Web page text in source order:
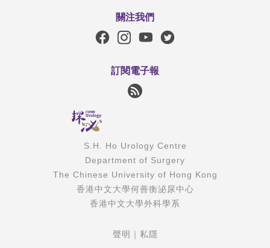
關注我們
訂閱電子報
S.H. Ho Urology Centre
Department of Surgery
The Chinese University of Hong Kong
香港中文大學何善衡泌尿中心
香港中文大學外科學系
聲明 ｜ 私隱